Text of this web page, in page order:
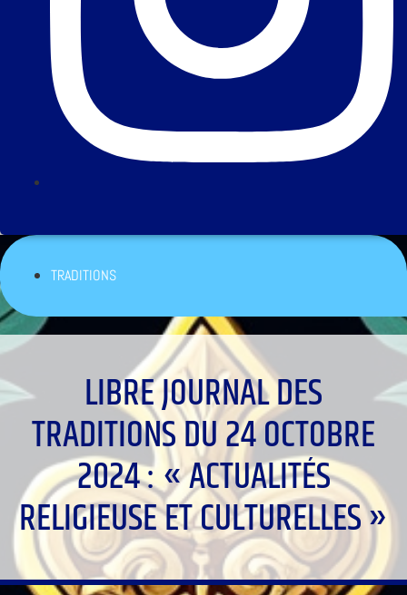
TRADITIONS
LIBRE JOURNAL DES
TRADITIONS DU 24 OCTOBRE
2024 : « ACTUALITÉS
RELIGIEUSE ET CULTURELLES »